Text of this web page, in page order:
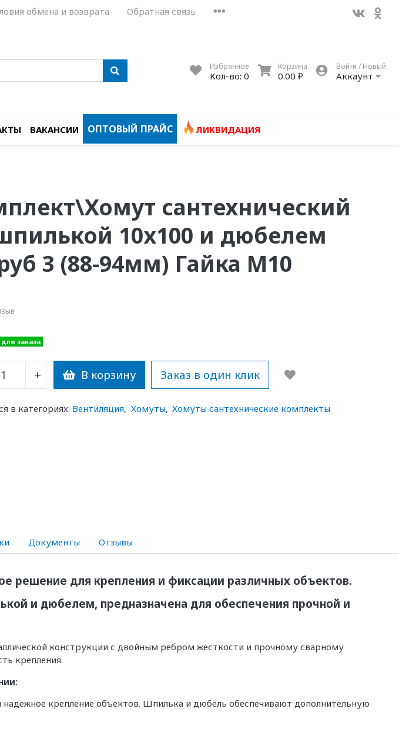
обмена и возврата Обратная связь
Избранное
Кол-во: 0
Корзина
0.00 ₽
Войти / Новый
Аккаунт
ВАКАНСИИ ОПТОВЫЙ ПРАЙС ЛИКВИДАЦИЯ
сантехнический
10х100 и дюбелем
3 (88-94мм) Гайка М10
заказа
+ В корзину Заказ в один клик
в категориях: Вентиляция, Хомуты, Хомуты сантехнические комплекты
Документы Отзывы
решение для крепления и фиксации различных объектов.
и дюбелем, предназначена для обеспечения прочной и
конструкции с двойным ребром жесткости и прочному сварному
крепления.
крепление объектов. Шпилька и дюбель обеспечивают дополнительную